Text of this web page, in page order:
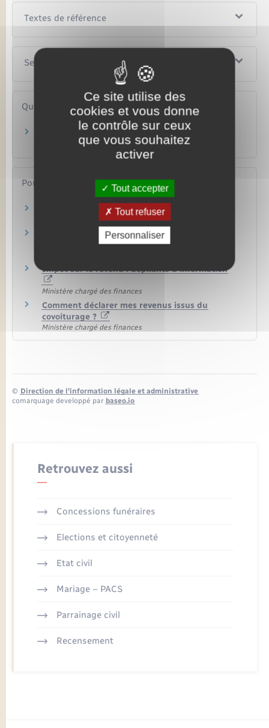
Textes de référence
Services en ligne et formulaires
Questions ? Réponses !
Quelle est la date limite pour faire sa
déclaration de revenus ?
Pour en savoir plus
Site des impôts
Ministère chargé des finances
Brochure pratique 2023 – Déclaration des
revenus de 2022
Impôt sur le revenu : dépliants d'information
Ministère chargé des finances
Comment déclarer mes revenus issus du
covoiturage ?
Ministère chargé des finances
© Direction de l’information légale et administrative
comarquage developpé par baseo.io
Retrouvez aussi
Concessions funéraires
Elections et citoyenneté
Etat civil
Mariage – PACS
Parrainage civil
Recensement
Ce site utilise des
cookies et vous donne
le contrôle sur ceux
que vous souhaitez
activer
Tout accepter
Tout refuser
Personnaliser